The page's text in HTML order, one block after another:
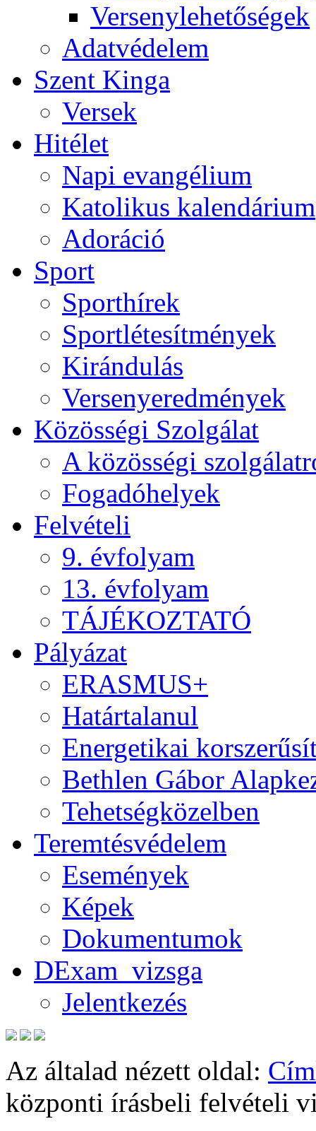
Versenylehetőségek
Adatvédelem
Szent Kinga
Versek
Hitélet
Napi evangélium
Katolikus kalendárium
Adoráció
Sport
Sporthírek
Sportlétesítmények
Kirándulás
Versenyeredmények
Közösségi Szolgálat
A közösségi
Fogadóhelyek
Felvételi
9. évfolyam
13. évfolyam
TÁJÉKOZTATÓ
Pályázat
ERASMUS+
Határtalanul
Energetikai
Bethlen Gábor
Tehetségközelben
Teremtésvédelem
Események
Képek
Dokumentumok
DExam_vizsga
Jelentkezés
Az általad nézett oldal:
központi írásbeli felvételi